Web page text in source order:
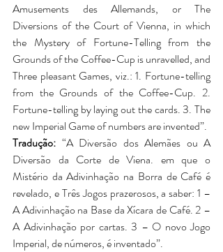
Amusements des Allemands, or The
Diversions of the Court of Vienna, in which
the Mystery of Fortune-Telling from the
Grounds of the Coffee-Cup is unravelled, and
Three pleasant Games, viz.: 1. Fortune-telling
from the Grounds of the Coffee-Cup. 2.
Fortune-telling by laying out the cards. 3. The
new Imperial Game of numbers are invented”.
Tradução: “A Diversão dos Alemães ou A
Diversão da Corte de Viena. em que o
Mistério da Adivinhação na Borra de Café é
revelado, e Três Jogos prazerosos, a saber: 1 –
A Adivinhação na Base da Xícara de Café. 2 –
A Adivinhação por cartas. 3 – O novo Jogo
Imperial, de números, é inventado”.